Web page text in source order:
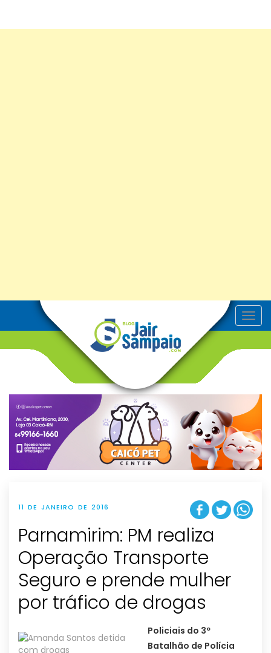
T
o
v
g
t
i
o
n
11 DE JANEIRO DE 2016
Parnamirim‏: PM realiza
Operação Transporte
Seguro e prende mulher
por tráfico de drogas
Policiais do 3º
Batalhão de Polícia